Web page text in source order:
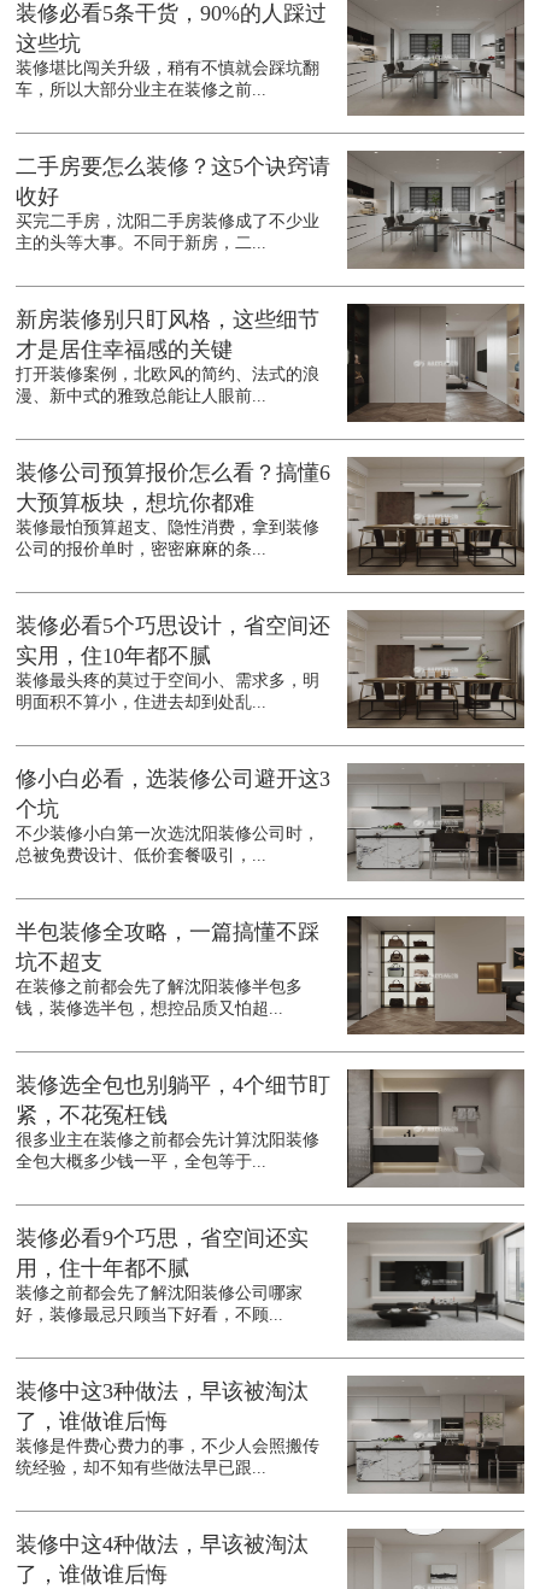
装修必看5条干货，90%的人踩过
这些坑
装修堪比闯关升级，稍有不慎就会踩坑翻
车，所以大部分业主在装修之前...
二手房要怎么装修？这5个诀窍请
收好
买完二手房，沈阳二手房装修成了不少业
主的头等大事。不同于新房，二...
新房装修别只盯风格，这些细节
才是居住幸福感的关键
打开装修案例，北欧风的简约、法式的浪
漫、新中式的雅致总能让人眼前...
装修公司预算报价怎么看？搞懂6
大预算板块，想坑你都难
装修最怕预算超支、隐性消费，拿到装修
公司的报价单时，密密麻麻的条...
装修必看5个巧思设计，省空间还
实用，住10年都不腻
装修最头疼的莫过于空间小、需求多，明
明面积不算小，住进去却到处乱...
修小白必看，选装修公司避开这3
个坑
不少装修小白第一次选沈阳装修公司时，
总被免费设计、低价套餐吸引，...
半包装修全攻略，一篇搞懂不踩
坑不超支
在装修之前都会先了解沈阳装修半包多
钱，装修选半包，想控品质又怕超...
装修选全包也别躺平，4个细节盯
紧，不花冤枉钱
很多业主在装修之前都会先计算沈阳装修
全包大概多少钱一平，全包等于...
装修必看9个巧思，省空间还实
用，住十年都不腻
装修之前都会先了解沈阳装修公司哪家
好，装修最忌只顾当下好看，不顾...
装修中这3种做法，早该被淘汰
了，谁做谁后悔
装修是件费心费力的事，不少人会照搬传
统经验，却不知有些做法早已跟...
装修中这4种做法，早该被淘汰
了，谁做谁后悔